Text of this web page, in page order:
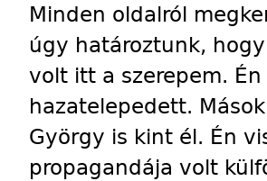
Minden oldalról
úgy határoztunk,
volt itt a szerepem.
hazatelepedett.
György is kint él. Én
propagandája volt